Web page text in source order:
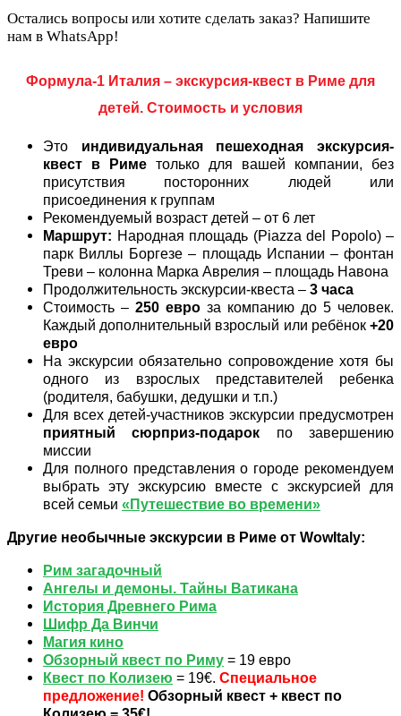
Остались вопросы или хотите сделать заказ? Напишите
нам в WhatsApp!
Формула-1 Италия – экскурсия-квест в Риме для
детей. Стоимость и условия
Это индивидуальная пешеходная экскурсия-
квест в Риме только для вашей компании, без
присутствия посторонних людей или
присоединения к группам
Рекомендуемый возраст детей – от 6 лет
Маршрут: Народная площадь (Piazza del Popolo) –
парк Виллы Боргезе – площадь Испании – фонтан
Треви – колонна Марка Аврелия – площадь Навона
Продолжительность экскурсии-квеста – 3 часа
Стоимость – 250 евро за компанию до 5 человек.
Каждый дополнительный взрослый или ребёнок +20
евро
На экскурсии обязательно сопровождение хотя бы
одного из взрослых представителей ребенка
(родителя, бабушки, дедушки и т.п.)
Для всех детей-участников экскурсии предусмотрен
приятный сюрприз-подарок по завершению
миссии
Для полного представления о городе рекомендуем
выбрать эту экскурсию вместе с экскурсией для
всей семьи «Путешествие во времени»
Другие необычные экскурсии в Риме от WowItaly:
Рим загадочный
Ангелы и демоны. Тайны Ватикана
История Древнего Рима
Шифр Да Винчи
Магия кино
Обзорный квест по Риму = 19 евро
Квест по Колизею = 19€. Специальное
предложение! Обзорный квест + квест по